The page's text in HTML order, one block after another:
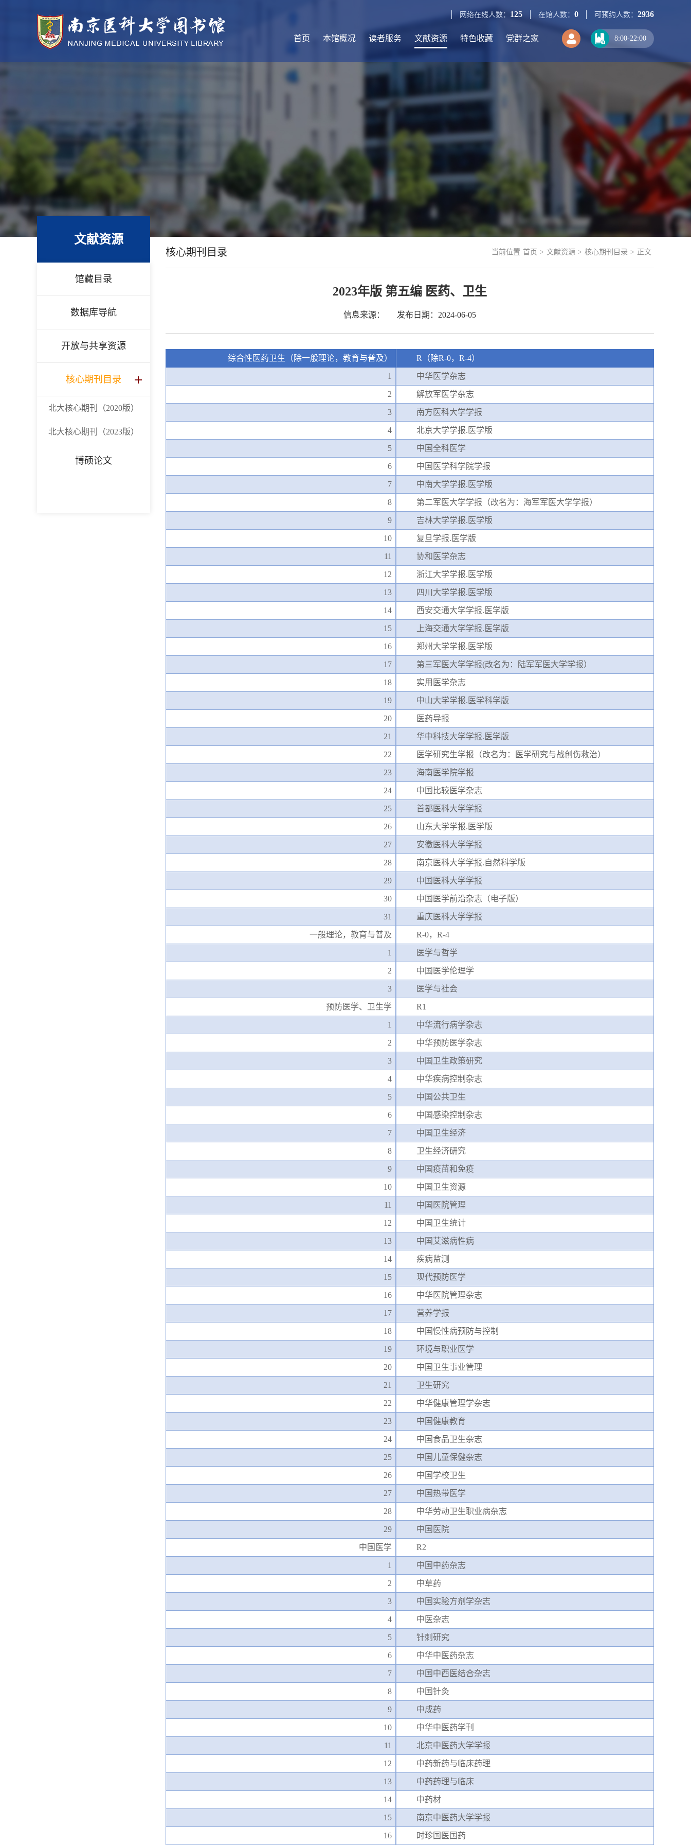
网络在线人数： 125 在馆人数： 0 可预约人数： 2936
首页 本馆概况 读者服务 文献资源 特色收藏 党群之家 8:00-22:00
文献资源
馆藏目录
数据库导航
开放与共享资源
核心期刊目录
北大核心期刊（2020版）
北大核心期刊（2023版）
博硕论文
核心期刊目录 当前位置 首页 > 文献资源 > 核心期刊目录 > 正文
2023年版 第五编 医药、卫生
信息来源： 发布日期：2024-06-05
综合性医药卫生（除一般理论，教育与普及） R（除R-0，R-4）
1 中华医学杂志
2 解放军医学杂志
3 南方医科大学学报
4 北京大学学报.医学版
5 中国全科医学
6 中国医学科学院学报
7 中南大学学报.医学版
8 第二军医大学学报（改名为：海军军医大学学报）
9 吉林大学学报.医学版
10 复旦学报.医学版
11 协和医学杂志
12 浙江大学学报.医学版
13 四川大学学报.医学版
14 西安交通大学学报.医学版
15 上海交通大学学报.医学版
16 郑州大学学报.医学版
17 第三军医大学学报(改名为：陆军军医大学学报）
18 实用医学杂志
19 中山大学学报.医学科学版
20 医药导报
21 华中科技大学学报.医学版
22 医学研究生学报（改名为：医学研究与战创伤救治）
23 海南医学院学报
24 中国比较医学杂志
25 首都医科大学学报
26 山东大学学报.医学版
27 安徽医科大学学报
28 南京医科大学学报.自然科学版
29 中国医科大学学报
30 中国医学前沿杂志（电子版）
31 重庆医科大学学报
一般理论，教育与普及 R-0，R-4
1 医学与哲学
2 中国医学伦理学
3 医学与社会
预防医学、卫生学 R1
1 中华流行病学杂志
2 中华预防医学杂志
3 中国卫生政策研究
4 中华疾病控制杂志
5 中国公共卫生
6 中国感染控制杂志
7 中国卫生经济
8 卫生经济研究
9 中国疫苗和免疫
10 中国卫生资源
11 中国医院管理
12 中国卫生统计
13 中国艾滋病性病
14 疾病监测
15 现代预防医学
16 中华医院管理杂志
17 营养学报
18 中国慢性病预防与控制
19 环境与职业医学
20 中国卫生事业管理
21 卫生研究
22 中华健康管理学杂志
23 中国健康教育
24 中国食品卫生杂志
25 中国儿童保健杂志
26 中国学校卫生
27 中国热带医学
28 中华劳动卫生职业病杂志
29 中国医院
中国医学 R2
1 中国中药杂志
2 中草药
3 中国实验方剂学杂志
4 中医杂志
5 针刺研究
6 中华中医药杂志
7 中国中西医结合杂志
8 中国针灸
9 中成药
10 中华中医药学刊
11 北京中医药大学学报
12 中药新药与临床药理
13 中药药理与临床
14 中药材
15 南京中医药大学学报
16 时珍国医国药